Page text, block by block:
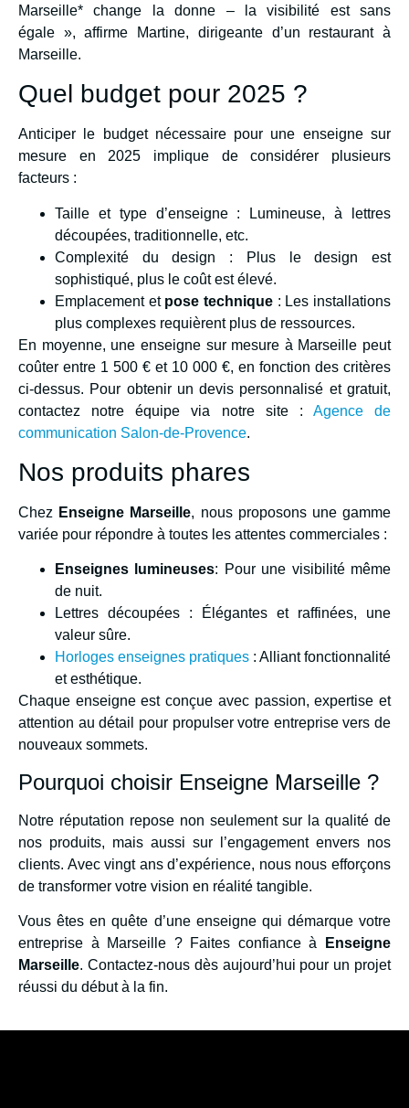
Marseille* change la donne – la visibilité est sans
égale », affirme Martine, dirigeante d’un restaurant à
Marseille.
Quel budget pour 2025 ?
Anticiper le budget nécessaire pour une enseigne sur
mesure en 2025 implique de considérer plusieurs
facteurs :
Taille et type d’enseigne : Lumineuse, à lettres
découpées, traditionnelle, etc.
Complexité du design : Plus le design est
sophistiqué, plus le coût est élevé.
Emplacement et pose technique : Les installations
plus complexes requièrent plus de ressources.
En moyenne, une enseigne sur mesure à Marseille peut
coûter entre 1 500 € et 10 000 €, en fonction des critères
ci-dessus. Pour obtenir un devis personnalisé et gratuit,
contactez notre équipe via notre site : Agence de
communication Salon-de-Provence.
Nos produits phares
Chez Enseigne Marseille, nous proposons une gamme
variée pour répondre à toutes les attentes commerciales :
Enseignes lumineuses: Pour une visibilité même
de nuit.
Lettres découpées : Élégantes et raffinées, une
valeur sûre.
Horloges enseignes pratiques : Alliant fonctionnalité
et esthétique.
Chaque enseigne est conçue avec passion, expertise et
attention au détail pour propulser votre entreprise vers de
nouveaux sommets.
Pourquoi choisir Enseigne Marseille ?
Notre réputation repose non seulement sur la qualité de
nos produits, mais aussi sur l’engagement envers nos
clients. Avec vingt ans d’expérience, nous nous efforçons
de transformer votre vision en réalité tangible.
Vous êtes en quête d’une enseigne qui démarque votre
entreprise à Marseille ? Faites confiance à
Enseigne
Marseille. Contactez-nous dès aujourd’hui pour un projet
réussi du début à la fin.